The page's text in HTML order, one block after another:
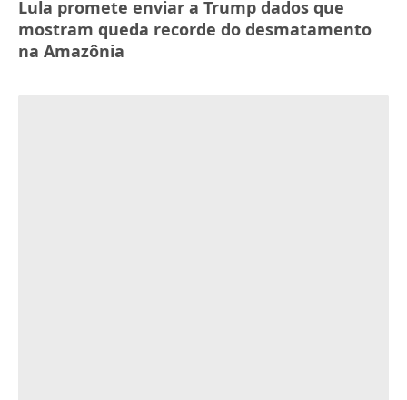
Lula promete enviar a Trump dados que
mostram queda recorde do desmatamento
na Amazônia